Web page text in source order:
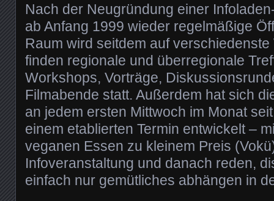
Nach der Neugründung einer
ab Anfang 1999 wieder regelmäßige
Raum wird seitdem auf
finden regionale und überregionale
Workshops, Vorträge,
Filmabende statt. Außerdem hat sich
an jedem ersten Mittwoch im Monat
einem etablierten Termin entwickelt –
veganen Essen zu kleinem Preis
Infoveranstaltung und danach reden,
einfach nur gemütliches abhängen in